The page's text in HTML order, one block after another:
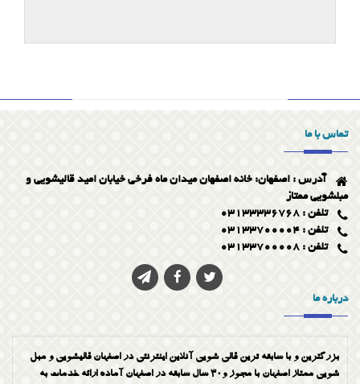
تماس با ما
آدرس : اصفهان: خانه اصفهان میدان ماه فرخی خیابان امید قالیشویی و
مبلشویی ممتاز
تلفن : 03133336768
تلفن : 03133700004
تلفن : 03133700008
درباره ما
بزرگترین و با سابقه ترین قالی شویی آنلاین اینترنتی در اصفهان قالیشویی و مبل
شویی ممتاز اصفهان با مجوز و30 سال سابقه در اصفهان آماده ارائه خدمات به